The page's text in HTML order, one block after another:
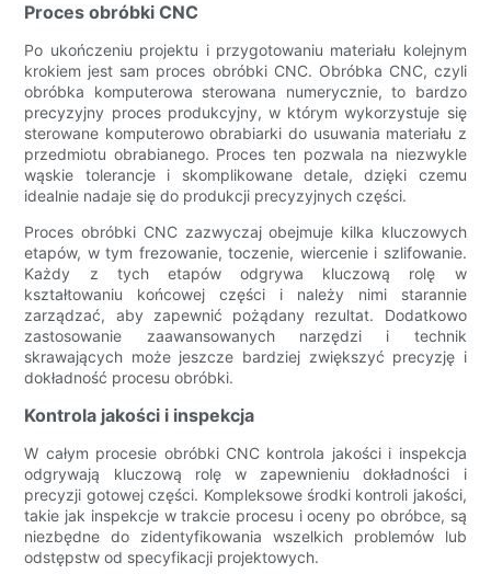
Proces obróbki CNC
Po ukończeniu projektu i przygotowaniu materiału kolejnym
krokiem jest sam proces obróbki CNC. Obróbka CNC, czyli
obróbka komputerowa sterowana numerycznie, to bardzo
precyzyjny proces produkcyjny, w którym wykorzystuje się
sterowane komputerowo obrabiarki do usuwania materiału z
przedmiotu obrabianego. Proces ten pozwala na niezwykle
wąskie tolerancje i skomplikowane detale, dzięki czemu
idealnie nadaje się do produkcji precyzyjnych części.
Proces obróbki CNC zazwyczaj obejmuje kilka kluczowych
etapów, w tym frezowanie, toczenie, wiercenie i szlifowanie.
Każdy z tych etapów odgrywa kluczową rolę w
kształtowaniu końcowej części i należy nimi starannie
zarządzać, aby zapewnić pożądany rezultat. Dodatkowo
zastosowanie zaawansowanych narzędzi i technik
skrawających może jeszcze bardziej zwiększyć precyzję i
dokładność procesu obróbki.
Kontrola jakości i inspekcja
W całym procesie obróbki CNC kontrola jakości i inspekcja
odgrywają kluczową rolę w zapewnieniu dokładności i
precyzji gotowej części. Kompleksowe środki kontroli jakości,
takie jak inspekcje w trakcie procesu i oceny po obróbce, są
niezbędne do zidentyfikowania wszelkich problemów lub
odstępstw od specyfikacji projektowych.